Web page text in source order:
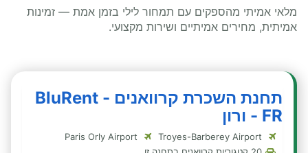
מלאי אמיתי מהספקים עם תמחור לילי בזמן אמת — זמינות
אמיתית, מחירים אמיתיים ושירות מקצועי.
תחנת השכרת קרוואנים - BluRent
FR - ורון